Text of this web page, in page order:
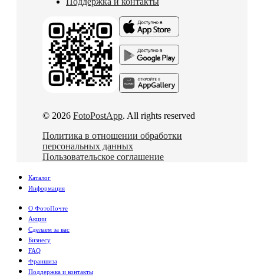
© 2026 FotoPostApp. All rights reserved
Политика в отношении обработки
персональных данных
Пользовательское соглашение
Каталог
Информация
О ФотоПочте
Акции
Сделаем за вас
Бизнесу
FAQ
Франшиза
Поддержка и контакты